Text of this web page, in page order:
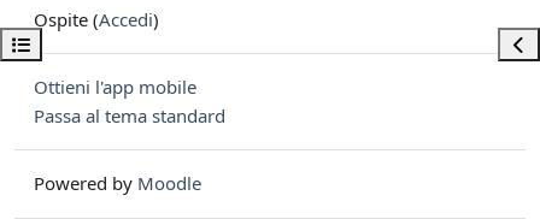
Apri indice del corso
Ospite (Accedi)
Ottieni l'app mobile
Passa al tema standard
Powered by Moodle